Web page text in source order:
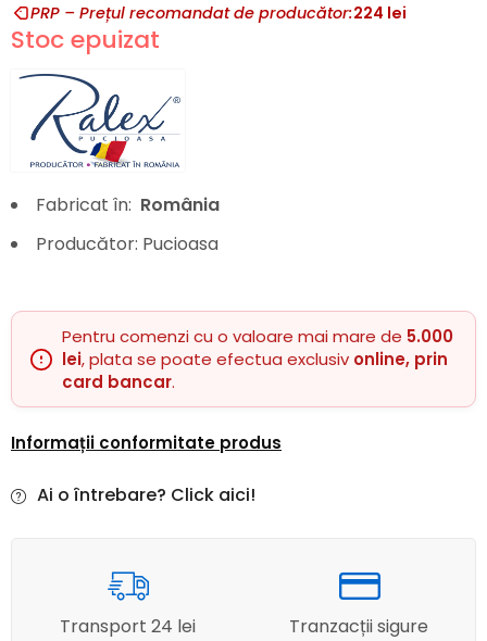
PRP – Prețul recomandat de producător:224 lei
Stoc epuizat
Fabricat în: România
Producător: Pucioasa
Pentru comenzi cu o valoare mai mare de 5.000
lei, plata se poate efectua exclusiv online, prin
card bancar.
Informații conformitate produs
Ai o întrebare? Click aici!
Transport 24 lei Tranzacții sigure